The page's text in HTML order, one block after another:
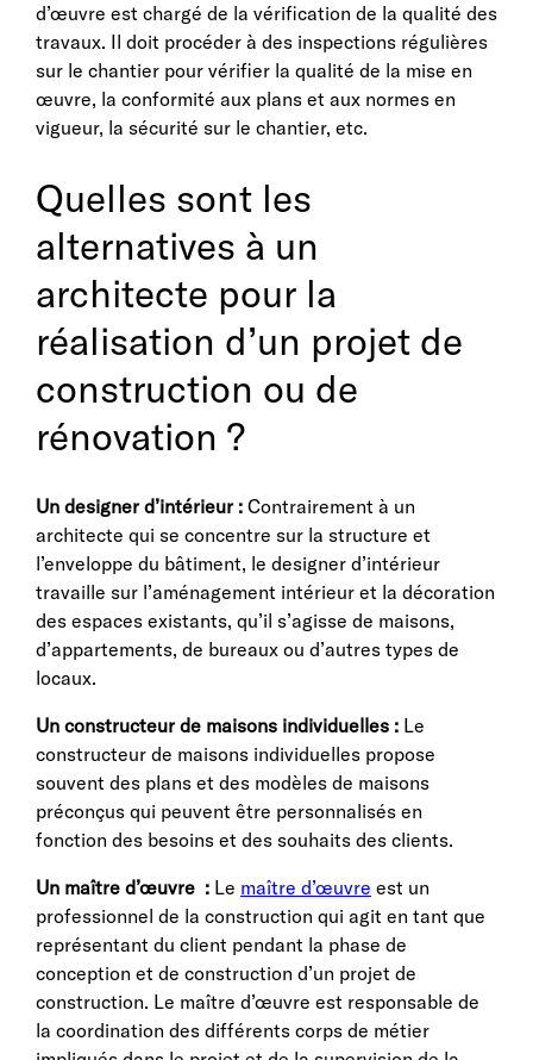
d’œuvre est chargé de la vérification de la qualité des
travaux. Il doit procéder à des inspections régulières
sur le chantier pour vérifier la qualité de la mise en
œuvre, la conformité aux plans et aux normes en
vigueur, la sécurité sur le chantier, etc.
Quelles sont les
alternatives à un
architecte pour la
réalisation d’un projet de
construction ou de
rénovation ?
Un designer d’intérieur : Contrairement à un
architecte qui se concentre sur la structure et
l’enveloppe du bâtiment, le designer d’intérieur
travaille sur l’aménagement intérieur et la décoration
des espaces existants, qu’il s’agisse de maisons,
d’appartements, de bureaux ou d’autres types de
locaux.
Un constructeur de maisons individuelles : Le
constructeur de maisons individuelles propose
souvent des plans et des modèles de maisons
préconçus qui peuvent être personnalisés en
fonction des besoins et des souhaits des clients.
Un maître d’œuvre : Le maître d’œuvre est un
professionnel de la construction qui agit en tant que
représentant du client pendant la phase de
conception et de construction d’un projet de
construction. Le maître d’œuvre est responsable de
la coordination des différents corps de métier